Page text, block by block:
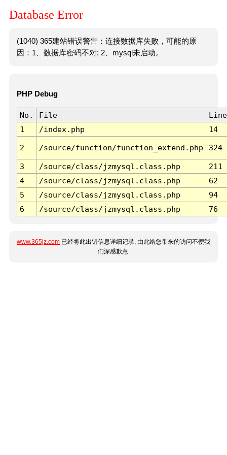
Database Error
(1040) 365建站错误警告：连接数据库失败，可能的原
因：1、数据库密码不对; 2、mysql未启动。
PHP Debug
No. File
Line
1
/index.php 14
2 /source/function/function_extend.php 324
3 /source/class/jzmysql.class.php
211
4
/source/class/jzmysql.class.php
62
5
/source/class/jzmysql.class.php
94
6
/source/class/jzmysql.class.php 76
www.365jz.com 已经将此出错信息详细记录, 由此给您带来的访问不便我
们深感歉意.